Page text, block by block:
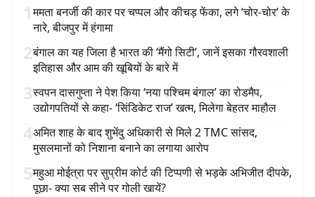
1ममता बनर्जी की कार पर चप्पल और कीचड़ फेंका, लगे ‘चोर-चोर’ के
नारे, बीजपुर में हंगामा
2बंगाल का यह जिला है भारत की ‘मैंगो सिटी’, जानें इसका गौरवशाली
इतिहास और आम की खूबियों के बारे में
3स्वपन दासगुप्ता ने पेश किया ‘नया पश्चिम बंगाल’ का रोडमैप,
उद्योगपतियों से कहा- ‘सिंडिकेट राज’ खत्म, मिलेगा बेहतर माहौल
4अमित शाह के बाद शुभेंदु अधिकारी से मिले 2 TMC सांसद,
मुसलमानों को निशाना बनाने का लगाया आरोप
5महुआ मोईत्रा पर सुप्रीम कोर्ट की टिप्पणी से भड़के अभिजीत दीपके,
पूछा- क्या सब सीने पर गोली खायें?